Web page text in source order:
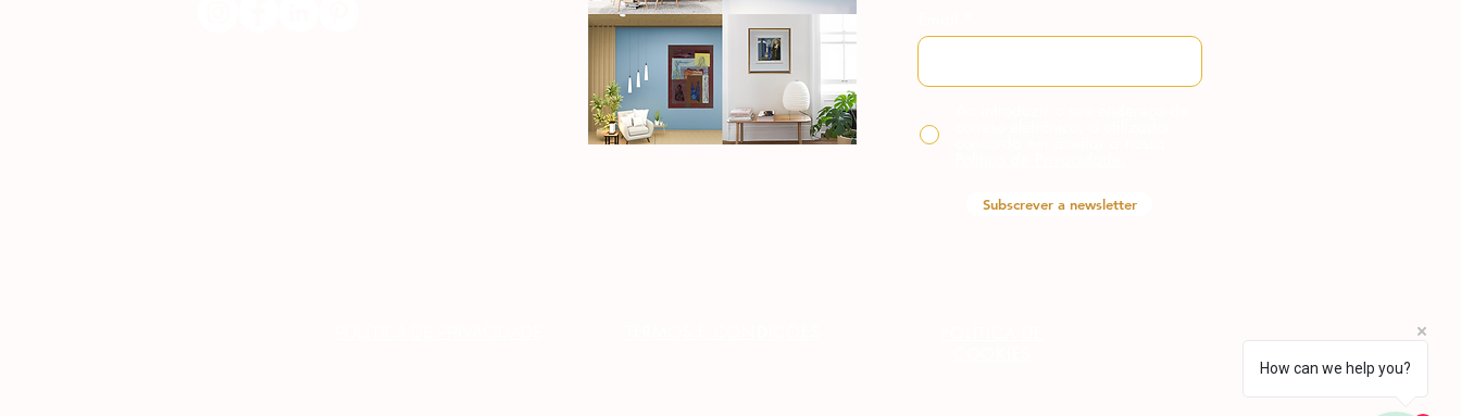
Subscrever a newsletter
How can we help you?